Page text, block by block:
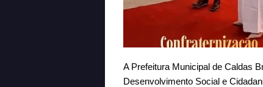
A Prefeitura Municipal de Caldas
Desenvolvimento Social e